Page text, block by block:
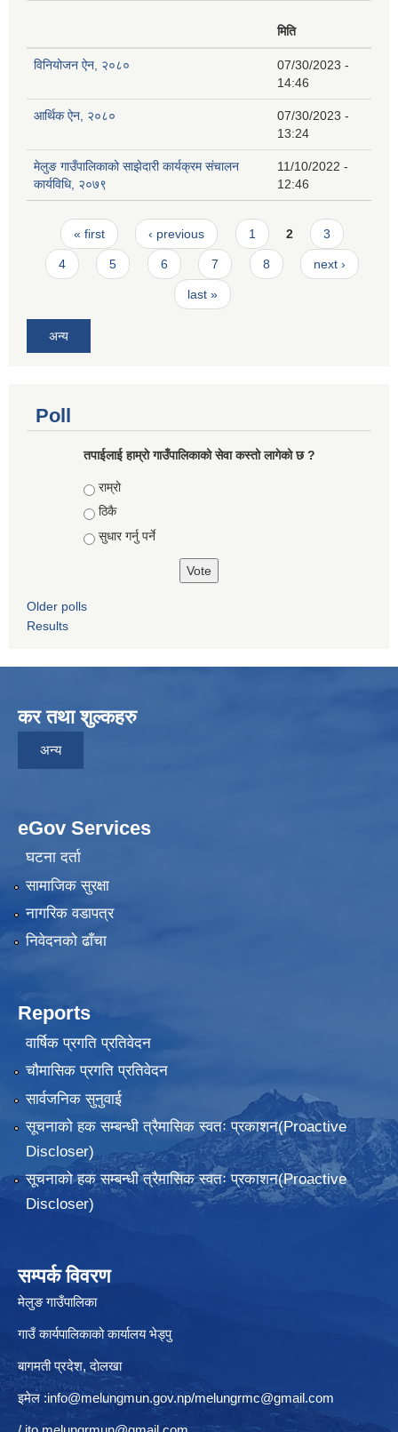
मिति
विनियोजन ऐन, २०८०
07/30/2023 -
14:46
आर्थिक ऐन, २०८०
07/30/2023 -
13:24
मेलुङ गाउँपालिकाको साझेदारी कार्यक्रम संचालन
कार्यविधि, २०७९
11/10/2022 -
12:46
Pages
« first ‹ previous 1 2 3
4 5 6 7 8 next ›
last »
अन्य
Poll
तपाईलाई हाम्राे गाउँपालिकाको सेवा कस्तो लागेको छ ?
Choices
राम्रो
ठिकै
सुधार गर्नु पर्ने
Older polls
Results
कर तथा शुल्कहरु
अन्य
eGov Services
घटना दर्ता
सामाजिक सुरक्षा
नागरिक वडापत्र
निवेदनकाे ढाँचा
Reports
वार्षिक प्रगति प्रतिवेदन
चौमासिक प्रगति प्रतिवेदन
सार्वजनिक सुनुवाई
सूचनाको हक सम्बन्धी त्रैमासिक स्वतः प्रकाशन(Proactive
Discloser)
सूचनाको हक सम्बन्धी त्रैमासिक स्वतः प्रकाशन(Proactive
Discloser)
सम्पर्क विवरण
मेलुङ गाउँपालिका
गाउँ कार्यपालिकाको कार्यालय भेड्पु
बागमती प्रदेश, दाेलखा
इमेल :info@melungmun.gov.np/melungrmc@gmail.com